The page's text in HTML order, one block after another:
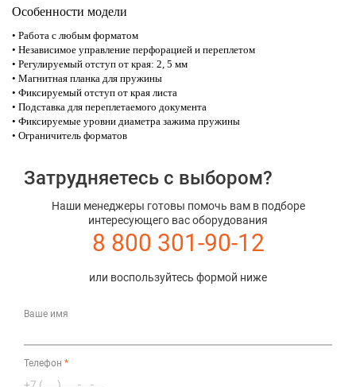
Особенности модели
• Работа с любым форматом
• Независимое управление перфорацией и переплетом
• Регулируемый отступ от края: 2, 5 мм
• Магнитная планка для пружины
• Фиксируемый отступ от края листа
• Подставка для переплетаемого документа
• Фиксируемые уровни диаметра зажима пружины
• Ограничитель форматов
Затрудняетесь с выбором?
Наши менеджеры готовы помочь вам в подборе
интересующего вас оборудования
8 800 301-90-12
или воспользуйтесь формой ниже
Ваше имя
Телефон *